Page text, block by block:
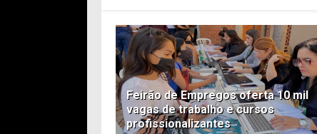
Feirão de Empregos oferta 10 mil
vagas de trabalho e cursos
profissionalizantes